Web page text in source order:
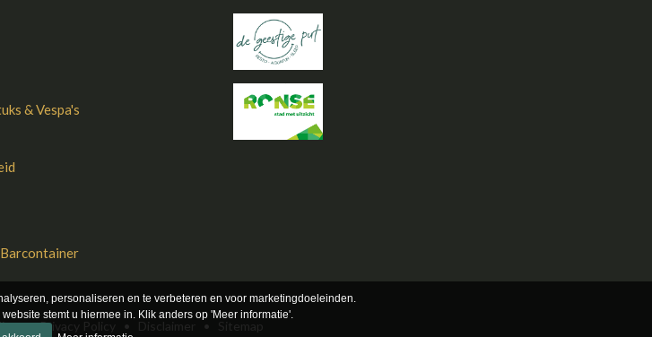
personaliseren en te verbeteren en voor marketingdoeleinden.
stemt u hiermee in. Klik anders op 'Meer informatie'.
& Vespa's
•Privacy Policy • Disclaimer • Sitemap